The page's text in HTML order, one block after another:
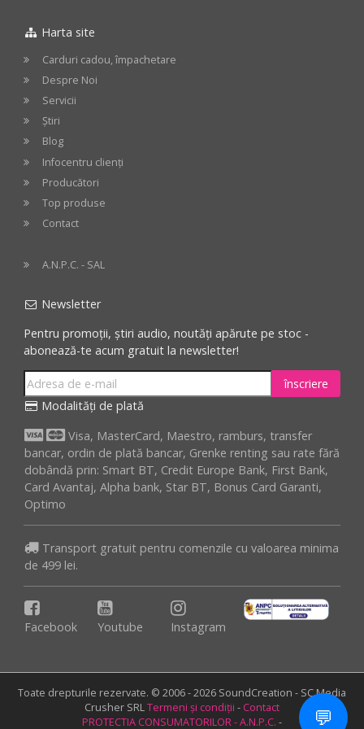
Harta site
Carduri cadou, împachetare
Despre Noi
Servicii
Știri
Blog
Infocentru clienți
Producători
Top produse
Contact
A.N.P.C. - SAL
Newsletter
Pentru promoții, știri audio, noutăți apărute pe stoc -
abonează-te acum gratuit la newsletter!
înscriere
Modalități de plată
Visa, MasterCard, Maestro, ramburs, transfer
bancar, ordin de plată bancar, Grenke renting sau rate fără
dobândă prin: Smart BT, Credit Europe Bank, First Bank,
Card Avantaj, Alpha bank, Star BT, Bonus Card Garanti,
Optimo
Transport gratuit pentru comenzile cu valoarea minima
de 499 lei.
Facebook Youtube Instagram
Toate drepturile rezervate. © 2006 - 2026 SoundCreation - SC Media
Crusher SRLTermeni și condiții - Contact
PROTECTIA CONSUMATORILOR - A.N.P.C. - 💬